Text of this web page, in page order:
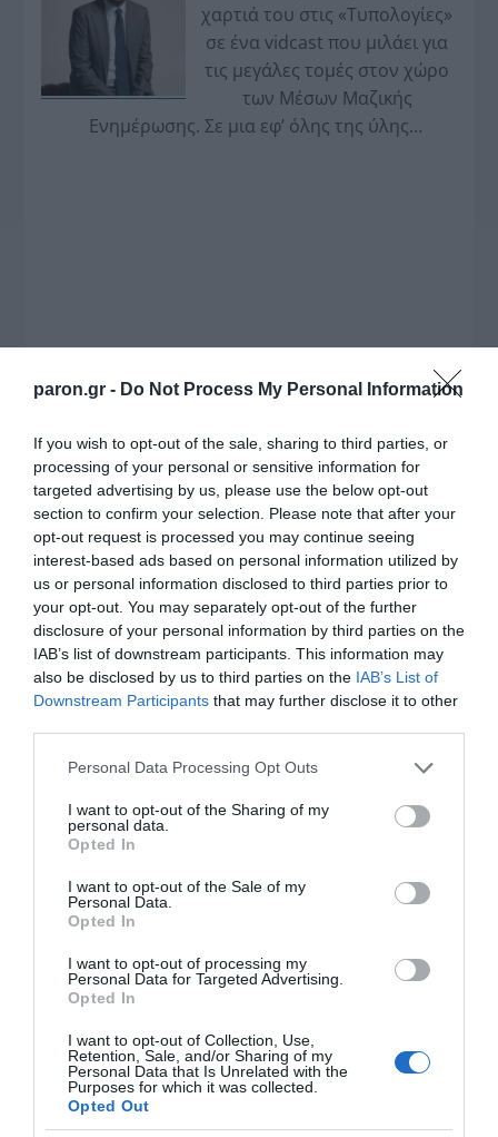
paron.gr - Do Not Process My Personal Information
If you wish to opt-out of the sale, sharing to third parties, or
processing of your personal or sensitive information for
targeted advertising by us, please use the below opt-out
section to confirm your selection. Please note that after your
opt-out request is processed you may continue seeing
interest-based ads based on personal information utilized by
us or personal information disclosed to third parties prior to
your opt-out. You may separately opt-out of the further
disclosure of your personal information by third parties on the
IAB’s list of downstream participants. This information may
also be disclosed by us to third parties on the IAB’s List of
Downstream Participants that may further disclose it to other
Please note that this website/app uses one or more Google
not limited to your visit or usage behaviour. You may click to
grant or deny consent to Google and its third-party tags to
use your data for below specified purposes in below Google
consent section.
Personal Data Processing Opt Outs
I want to opt-out of the Sharing of my
personal data.
Opted In
I want to opt-out of the Sale of my
Personal Data.
Opted In
I want to opt-out of processing my
Personal Data for Targeted Advertising.
Opted In
I want to opt-out of Collection, Use,
Retention, Sale, and/or Sharing of my
Personal Data that Is Unrelated with the
Purposes for which it was collected.
Opted Out
χαρτιά του στις «Τυπολογίες»
σε ένα vidcast που μιλάει για
τις μεγάλες τομές στον χώρο
των Μέσων Μαζικής
Ενημέρωσης. Σε μια εφ’ όλης της ύλης
Η ΣΤΗΛΗ ΜΑΣ
Οι άνθρωποι, οι αυθεντικές ιστορίες,
το ελληνικό καλοκαίρι και ένας
πολιτισμός που μας ενώνει κάθε μέρα.